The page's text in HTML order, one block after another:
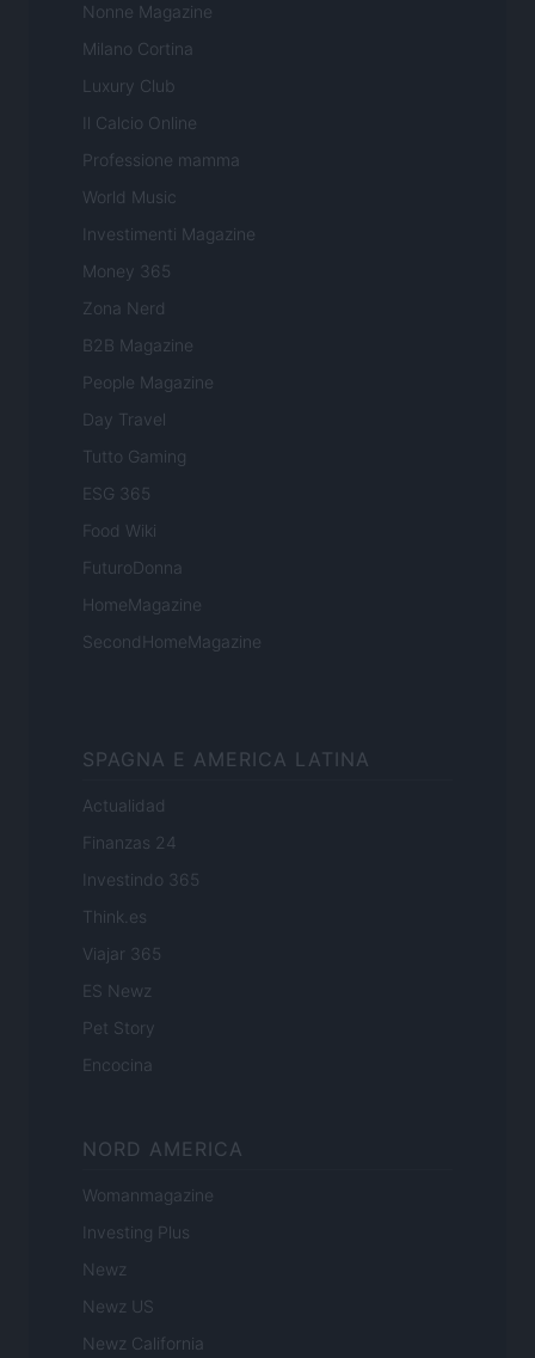
Nonne Magazine
Milano Cortina
Luxury Club
Il Calcio Online
Professione mamma
World Music
Investimenti Magazine
Money 365
Zona Nerd
B2B Magazine
People Magazine
Day Travel
Tutto Gaming
ESG 365
Food Wiki
FuturoDonna
HomeMagazine
SecondHomeMagazine
SPAGNA E AMERICA LATINA
Actualidad
Finanzas 24
Investindo 365
Think.es
Viajar 365
ES Newz
Pet Story
Encocina
NORD AMERICA
Womanmagazine
Investing Plus
Newz
Newz US
Newz California